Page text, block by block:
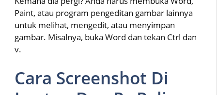
Paint, atau program pengeditan gambar lainnya
untuk melihat, mengedit, atau menyimpan
gambar. Misalnya, buka Word dan tekan Ctrl dan
v.
Cara Screenshot Di